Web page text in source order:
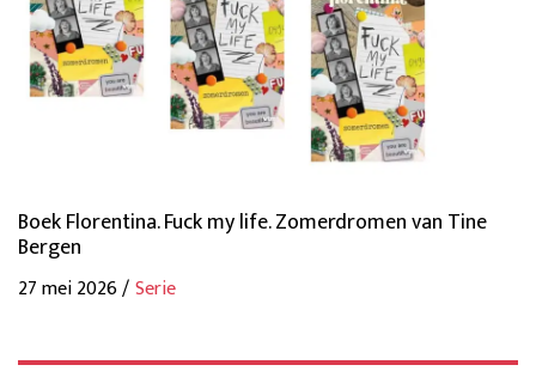
Boek Florentina. Fuck my life. Zomerdromen van Tine
Bergen
27 mei 2026 /Serie